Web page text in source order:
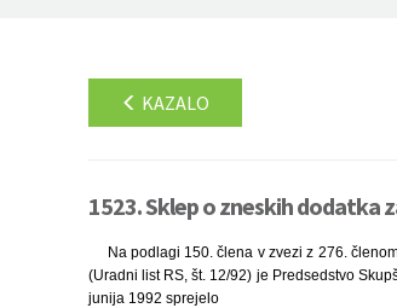
KAZALO
1523. Sklep o zneskih dodatka
Na podlagi 150. člena v zvezi z 276.
(Uradni list RS, št. 12/92) je Predsedstvo
junija 1992 sprejelo